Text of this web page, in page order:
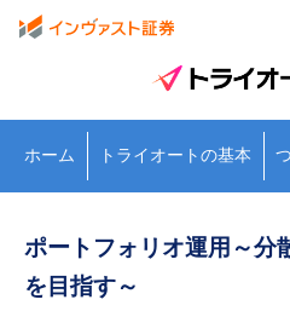
ホーム トライオートの基本
ポートフォリオ運用～分
を目指す～